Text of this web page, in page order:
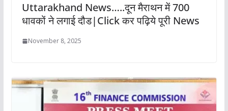
Uttarakhand News…..दून मैराथन में 700
धावकों ने लगाई दौड|Click कर पढ़िये पूरी News
November 8, 2025